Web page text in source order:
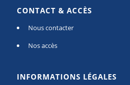
CONTACT & ACCÈS
Nous contacter
Nos accès
INFORMATIONS LÉGALES